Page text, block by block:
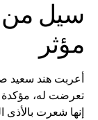
سيل من
مؤثر
أعربت هند سعيد
تعرضت له، مؤكدة
إنها شعرت بالأذى